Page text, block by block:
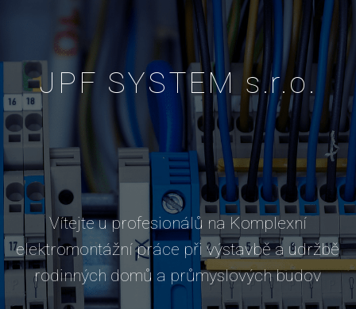
JPF SYSTEM s.r.o.
Vítejte u profesionálů na Komplexní
elektromontážní práce při výstavbě a údržbě
rodinných domů a průmyslových budov